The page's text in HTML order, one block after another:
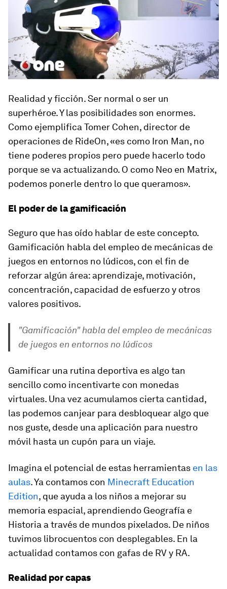
Realidad y ficción. Ser normal o ser un
superhéroe. Y las posibilidades son enormes.
Como ejemplifica Tomer Cohen, director de
operaciones de RideOn, «es como Iron Man, no
tiene poderes propios pero puede hacerlo todo
porque se va actualizando. O como Neo en Matrix,
podemos ponerle dentro lo que queramos».
El poder de la gamificación
Seguro que has oído hablar de este concepto.
Gamificación habla del empleo de mecánicas de
juegos en entornos no lúdicos, con el fin de
reforzar algún área: aprendizaje, motivación,
concentración, capacidad de esfuerzo y otros
valores positivos.
"Gamificación" habla del empleo de mecánicas
de juegos en entornos no lúdicos
Gamificar una rutina deportiva es algo tan
sencillo como incentivarte con monedas
virtuales. Una vez acumulamos cierta cantidad,
las podemos canjear para desbloquear algo que
nos guste, desde una aplicación para nuestro
móvil hasta un cupón para un viaje.
Imagina el potencial de estas herramientas en las
aulas. Ya contamos con Minecraft Education
Edition, que ayuda a los niños a mejorar su
memoria espacial, aprendiendo Geografía e
Historia a través de mundos pixelados. De niños
tuvimos librocuentos con desplegables. En la
actualidad contamos con gafas de RV y RA.
Realidad por capas